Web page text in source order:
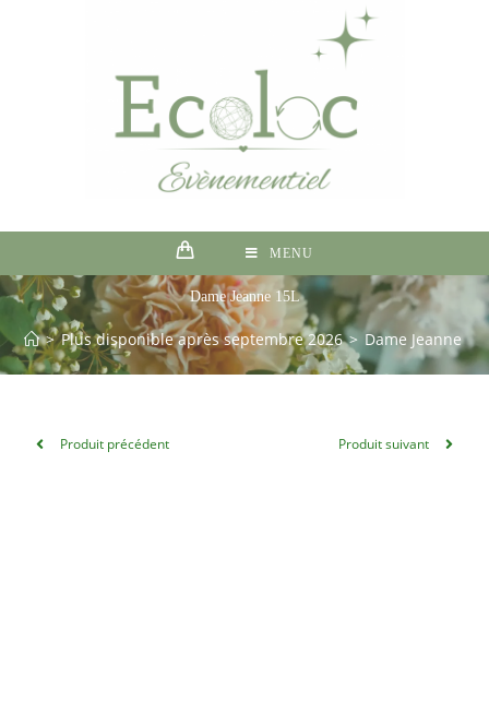
MENU
Dame Jeanne 15L
> Plus disponible après septembre 2026 > Dame Jeanne
Produit précédent Produit suivant